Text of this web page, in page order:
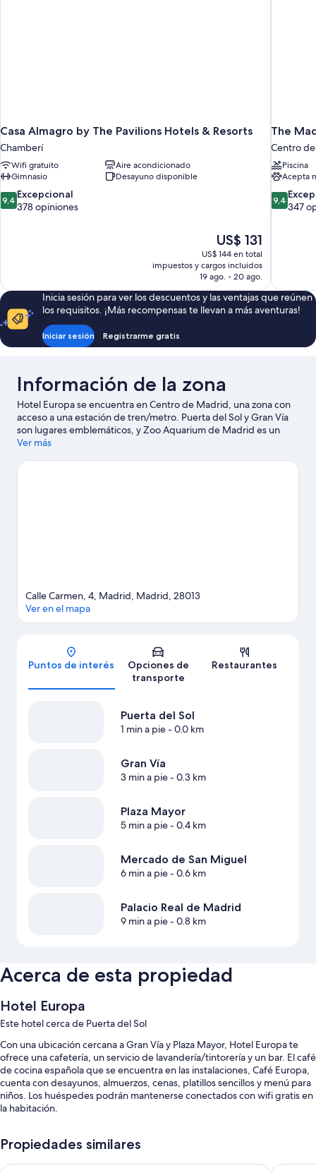
Casa Almagro by The Pavilions Hotels & Resorts
Chamberí
Wifi gratuito
Aire acondicionado
Gimnasio
Desayuno disponible
9.4
de
9,4 Excepcional
378 opiniones
El
precio
actual
es
de
US$ 131
US$ 131
US$ 144 en total
impuestos y cargos incluidos
19 ago. - 20 ago.
The
Centro
Piscina
Acepta
9.4
de
9,4
347
Inicia sesión para ver los descuentos y las ventajas que reúnen
los requisitos. ¡Más recompensas te llevan a más aventuras!
Iniciar sesión Registrarme gratis
Información de la zona
Hotel Europa se encuentra en Centro de Madrid, una zona con
acceso a una estación de tren/metro. Puerta del Sol y Gran Vía
son lugares emblemáticos, y Zoo Aquarium de Madrid es un
punto de interés famoso del área. ¿Quieres asistir a un evento o
actividades de Estadio Santiago Bernabéu. A los huéspedes les
Ver más
Mapa
Calle Carmen, 4, Madrid, Madrid, 28013
Ver en el mapa
Puntos de interés
Opciones de
transporte
Restaurantes
Puerta del Sol
1 min a pie- 0.0 km
Gran Vía
3 min a pie- 0.3 km
Plaza Mayor
5 min a pie- 0.4 km
Mercado de San Miguel
6 min a pie- 0.6 km
Palacio Real de Madrid
9 min a pie- 0.8 km
Acerca de esta propiedad
Hotel Europa
Este hotel cerca de Puerta del Sol
Con una ubicación cercana a Gran Vía y Plaza Mayor, Hotel Europa te
ofrece una cafetería, un servicio de lavandería/tintorería y un bar. El café
de cocina española que se encuentra en las instalaciones, Café Europa,
cuenta con desayunos, almuerzos, cenas, platillos sencillos y menú para
niños. Los huéspedes podrán mantenerse conectados con wifi gratis en
la habitación.
Desayuno buffet con cargo, estacionamiento con cargo y servicio
de lavandería
Propiedades similares